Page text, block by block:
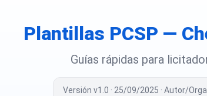
Plantillas PCSP —
Guías rápidas para
Versión v1.0 · 25/09/2025 · Autor/